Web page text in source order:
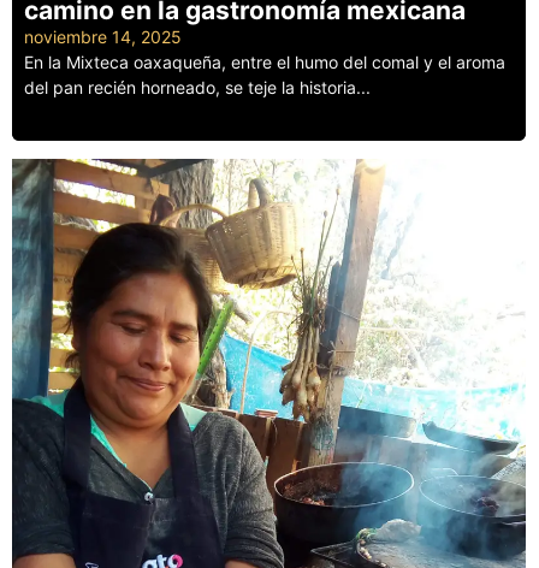
camino en la gastronomía mexicana
noviembre 14, 2025
En la Mixteca oaxaqueña, entre el humo del comal y el aroma
del pan recién horneado, se teje la historia...